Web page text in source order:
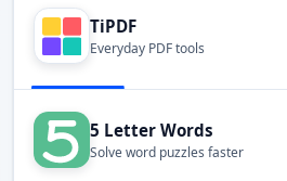
TiPDF
Everyday PDF tools
5 Letter Words
Solve word puzzles faster